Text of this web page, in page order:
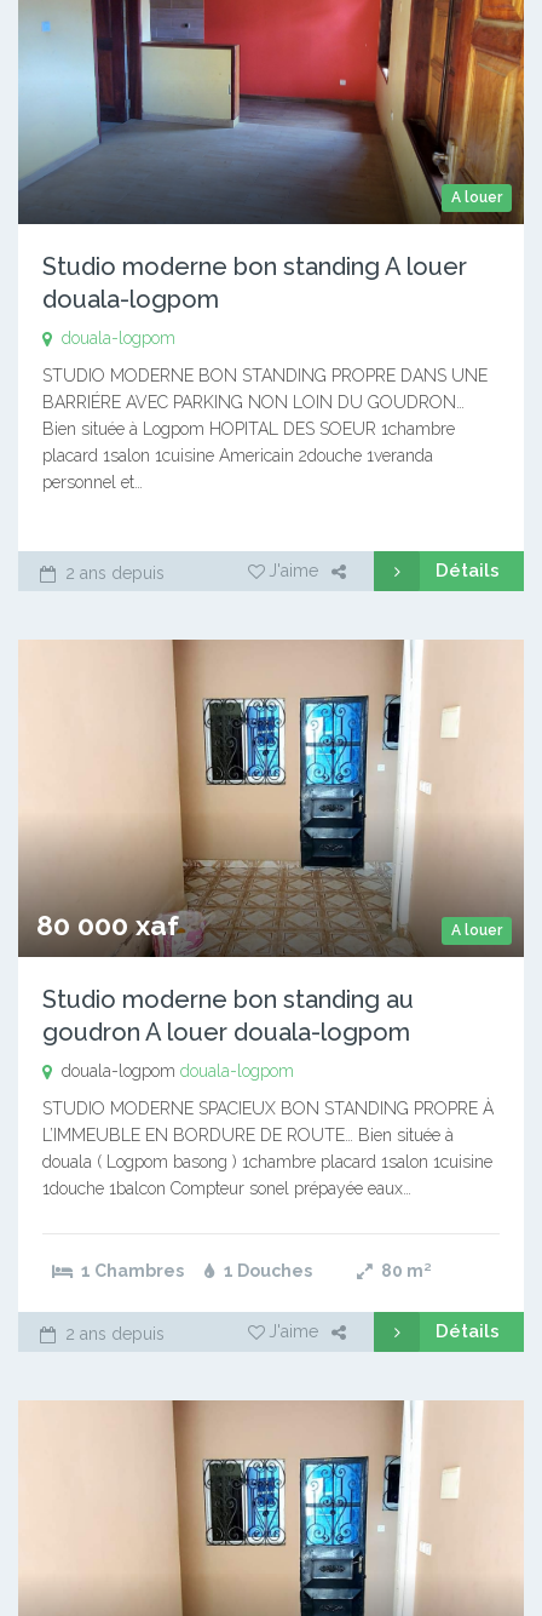
A louer
Studio moderne bon standing A louer
douala-logpom
douala-logpom
STUDIO MODERNE BON STANDING PROPRE DANS UNE
BARRIÉRE AVEC PARKING NON LOIN DU GOUDRON…
Bien située à Logpom HOPITAL DES SOEUR 1chambre
placard 1salon 1cuisine Americain 2douche 1veranda
personnel et…
2 ans depuis J'aime Détails
A louer
80 000 xaf
Studio moderne bon standing au
goudron A louer douala-logpom
douala-logpom douala-logpom
STUDIO MODERNE SPACIEUX BON STANDING PROPRE À
L’IMMEUBLE EN BORDURE DE ROUTE… Bien située à
douala ( Logpom basong ) 1chambre placard 1salon 1cuisine
1douche 1balcon Compteur sonel prépayée eaux…
1 Chambres 1 Douches 80 m²
2 ans depuis J'aime Détails